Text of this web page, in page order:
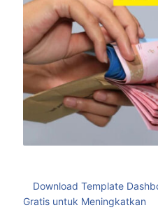
Download Template
Gratis untuk Meningkatkan